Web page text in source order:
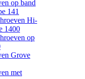
op band
141
Hi-
1400
op
Grove
met